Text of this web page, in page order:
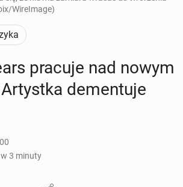
WireImage)
pracuje nad nowym
de­men­tu­je
3 minuty